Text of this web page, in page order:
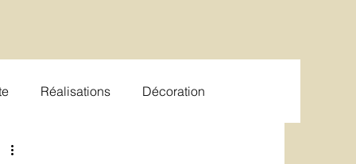
Réalisations Décoration